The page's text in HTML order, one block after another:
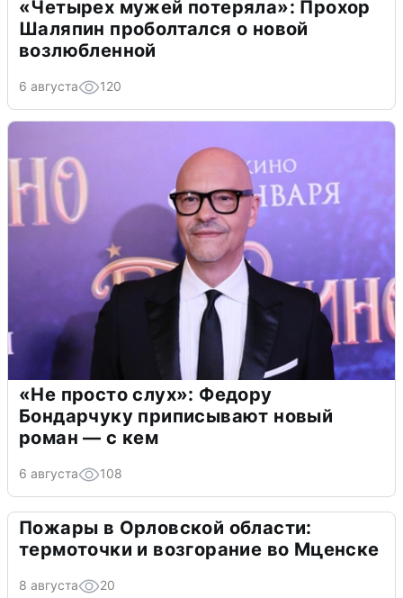
«Четырех мужей потеряла»: Прохор
Шаляпин проболтался о новой
возлюбленной
6 августа 120
«Не просто слух»: Федору
Бондарчуку приписывают новый
роман — с кем
6 августа 108
Пожары в Орловской области:
термоточки и возгорание во Мценске
8 августа 20